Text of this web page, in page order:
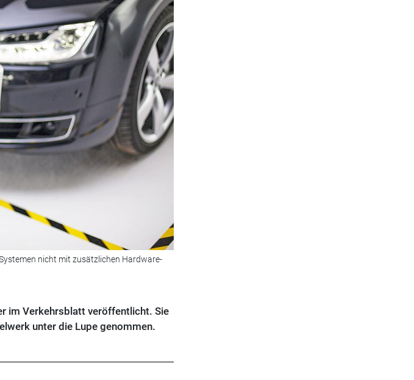
nicht mit zusätzlichen Hardware-
im Verkehrsblatt veröffentlicht. Sie
unter die Lupe genommen.